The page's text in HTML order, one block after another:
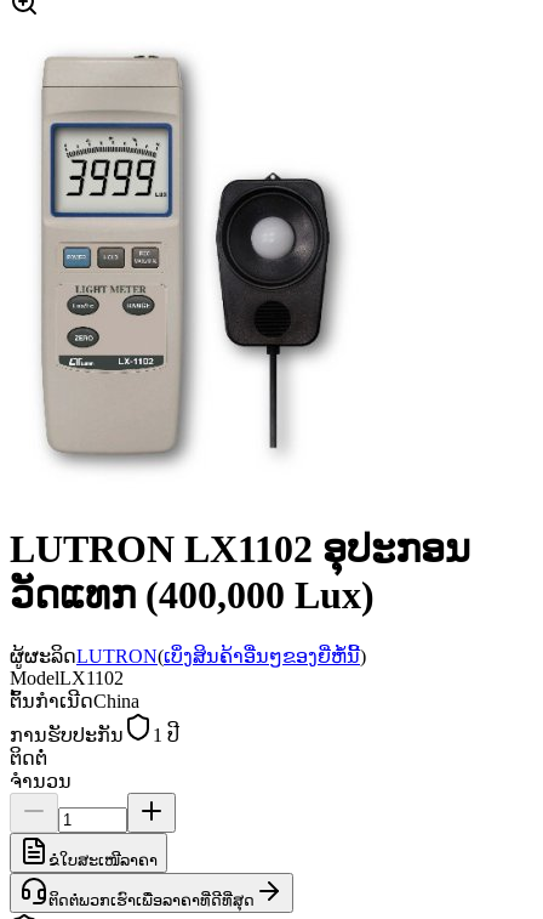
LUTRON LX1102 ອຸປະກອນ
ວັດແທກ (400,000 Lux)
ຜູ້ຜະລິດLUTRON(ເບິ່ງສິນຄ້າອື່ນໆຂອງຍີ່ຫໍ້ນີ້)
ModelLX1102
ຕົ້ນກຳເນີດChina
ການຮັບປະກັນ
1 ປີ
ຕິດຕໍ່
ຈຳນວນ
ຂໍໃບສະເໜີລາຄາ
ຕິດຕໍ່ພວກເຮົາເພື່ອລາຄາທີ່ດີທີ່ສຸດ